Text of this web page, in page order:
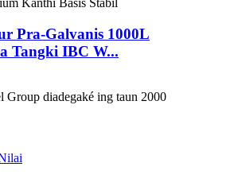
Pra-Galvanis 1000L
Tangki IBC W...
Group diadegaké ing taun 2000